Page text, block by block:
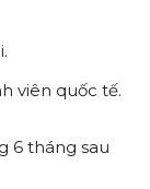
viên quốc tế.
6 tháng sau